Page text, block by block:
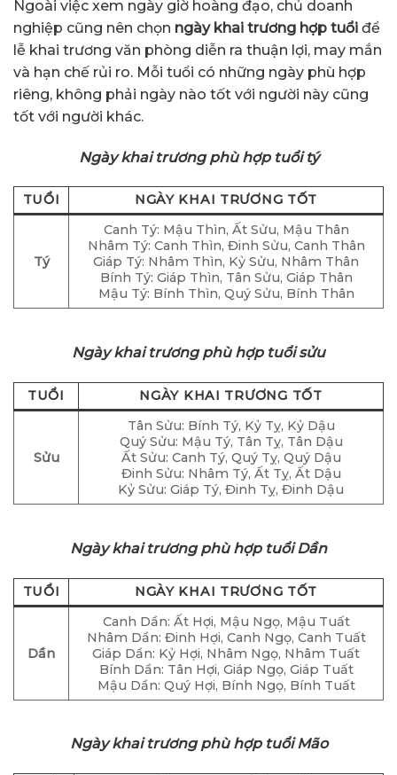
Ngoài việc xem ngày giờ hoàng đạo, chủ doanh
nghiệp cũng nên chọn ngày khai trương hợp tuổi để
lễ khai trương văn phòng diễn ra thuận lợi, may mắn
và hạn chế rủi ro. Mỗi tuổi có những ngày phù hợp
riêng, không phải ngày nào tốt với người này cũng
tốt với người khác.
Ngày khai trương phù hợp tuổi tý
TUỔI NGÀY KHAI TRƯƠNG TỐT
Tý
Canh Tý: Mậu Thìn, Ất Sửu, Mậu Thân
Nhâm Tý: Canh Thìn, Đinh Sửu, Canh Thân
Giáp Tý: Nhâm Thìn, Kỷ Sửu, Nhâm Thân
Bính Tý: Giáp Thìn, Tân Sửu, Giáp Thân
Mậu Tý: Bính Thìn, Quý Sửu, Bính Thân
Ngày khai trương phù hợp tuổi sửu
TUỔI NGÀY KHAI TRƯƠNG TỐT
Sửu
Tân Sửu: Bính Tý, Kỷ Tỵ, Kỷ Dậu
Quý Sửu: Mậu Tý, Tân Tỵ, Tân Dậu
Ất Sửu: Canh Tý, Quý Tỵ, Quý Dậu
Đinh Sửu: Nhâm Tý, Ất Tỵ, Ất Dậu
Kỷ Sửu: Giáp Tý, Đinh Tỵ, Đinh Dậu
Ngày khai trương phù hợp tuổi Dần
TUỔI NGÀY KHAI TRƯƠNG TỐT
Dần
Canh Dần: Ất Hợi, Mậu Ngọ, Mậu Tuất
Nhâm Dần: Đinh Hợi, Canh Ngọ, Canh Tuất
Giáp Dần: Kỷ Hợi, Nhâm Ngọ, Nhâm Tuất
Bính Dần: Tân Hợi, Giáp Ngọ, Giáp Tuất
Mậu Dần: Quý Hợi, Bính Ngọ, Bính Tuất
Ngày khai trương phù hợp tuổi Mão